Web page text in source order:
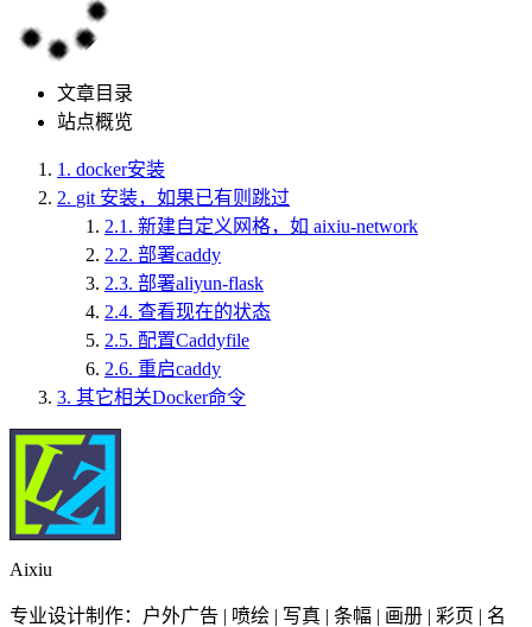
文章目录
站点概览
1. docker安装
2. git 安装，如果已有则跳过
2.1. 新建自定义网格，如 aixiu-network
2.2. 部署caddy
2.3. 部署aliyun-flask
2.4. 查看现在的状态
2.5. 配置Caddyfile
2.6. 重启caddy
3. 其它相关Docker命令
Aixiu
专业设计制作：户外广告 | 喷绘 | 写真 | 条幅 | 画册 | 彩页 | 名